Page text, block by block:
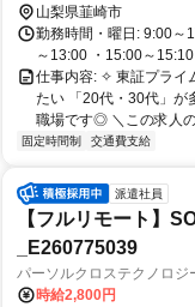
山梨県韮崎市
勤務時間・曜日: 9:00～
～13:00 ・15:00～15:10
仕事内容: ✧ 東証プライ
たい 「20代・30代」が
職場です◎ ＼この求人
固定時間制 交通費支給
派遣社員
【フルリモート】
_E260775039
パーソルクロステクノロジ
時給2,800円